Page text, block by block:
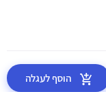
הוסף לעגלה